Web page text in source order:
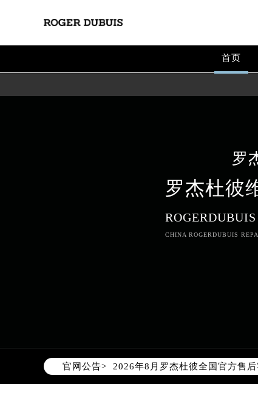
首页
罗
罗杰杜彼
CHINA ROGERDUBUIS
官网公告>
罗杰杜彼官方全国统一服务热线
2026年8月罗杰杜彼售后服务中